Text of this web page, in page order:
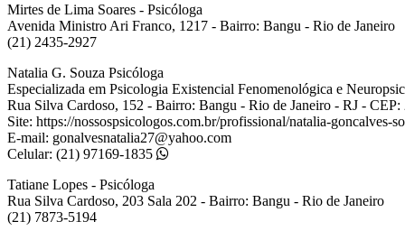
Mirtes de Lima Soares - Psicóloga
Avenida Ministro Ari Franco, 1217 - Bairro: Bangu - Rio de Janeiro
(21) 2435-2927
Natalia G. Souza Psicóloga
Especializada em Psicologia Existencial Fenomenológica e
Rua Silva Cardoso, 152 - Bairro: Bangu - Rio de Janeiro - RJ - CEP:
Site: https://nossospsicologos.com.br/profissional/natalia-goncalves-
E-mail: gonalvesnatalia27@yahoo.com
Celular: (21) 97169-1835
Tatiane Lopes - Psicóloga
Rua Silva Cardoso, 203 Sala 202 - Bairro: Bangu - Rio de Janeiro
(21) 7873-5194